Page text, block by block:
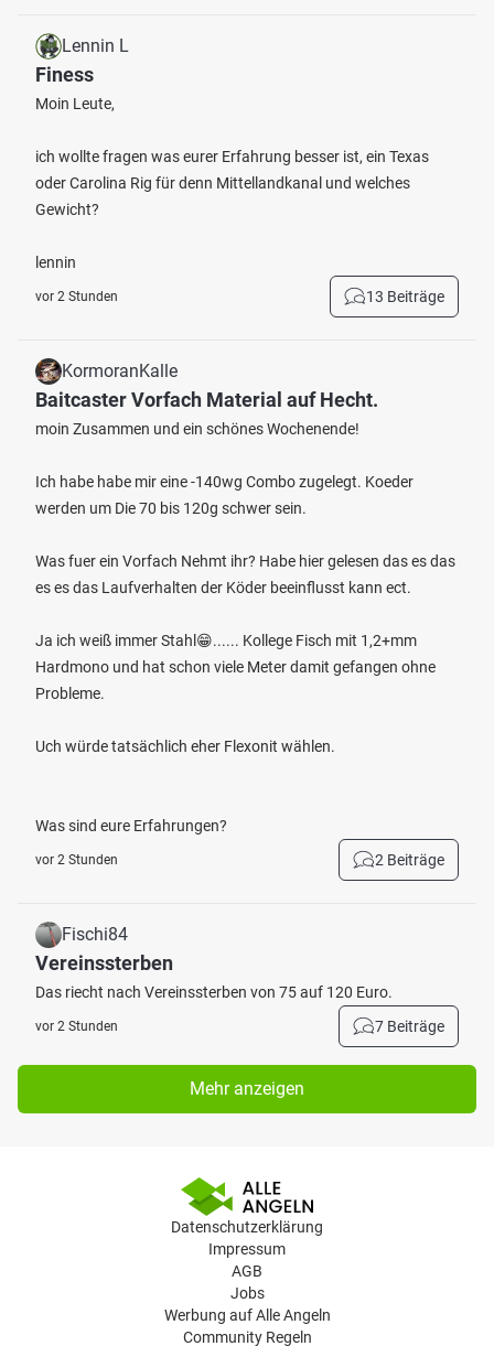
Lennin L
Finess
Moin Leute,
ich wollte fragen was eurer Erfahrung besser ist, ein Texas
oder Carolina Rig für denn Mittellandkanal und welches
Gewicht?
lennin
vor 2 Stunden 13 Beiträge
KormoranKalle
Baitcaster Vorfach Material auf Hecht.
moin Zusammen und ein schönes Wochenende!
Ich habe habe mir eine -140wg Combo zugelegt. Koeder
werden um Die 70 bis 120g schwer sein.
Was fuer ein Vorfach Nehmt ihr? Habe hier gelesen das es das
es es das Laufverhalten der Köder beeinflusst kann ect.
Ja ich weiß immer Stahl😁...... Kollege Fisch mit 1,2+mm
Hardmono und hat schon viele Meter damit gefangen ohne
Probleme.
Uch würde tatsächlich eher Flexonit wählen.
Was sind eure Erfahrungen?
vor 2 Stunden 2 Beiträge
Fischi84
Vereinssterben
Das riecht nach Vereinssterben von 75 auf 120 Euro.
vor 2 Stunden 7 Beiträge
Mehr anzeigen
Datenschutzerklärung
Impressum
AGB
Jobs
Werbung auf Alle Angeln
Community Regeln